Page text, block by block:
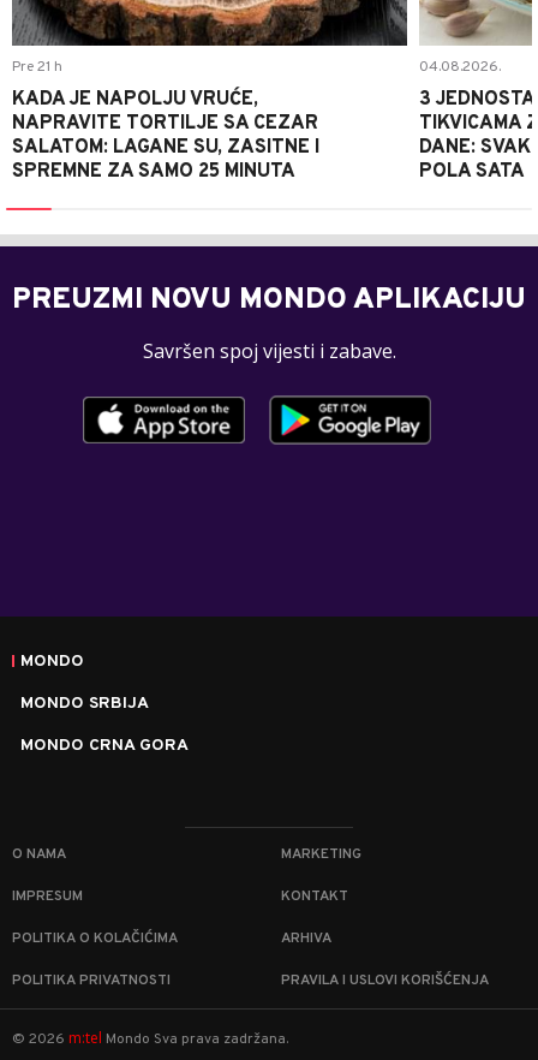
Pre 21 h
KADA JE NAPOLJU VRUĆE,
NAPRAVITE TORTILJE SA CEZAR
SALATOM: LAGANE SU, ZASITNE I
SPREMNE ZA SAMO 25 MINUTA
04.08.2026.
3
TIKVICAMA
DANE:
POLA SATA
PREUZMI NOVU MONDO APLIKACIJU
Savršen spoj vijesti i zabave.
MONDO
MONDO SRBIJA
MONDO CRNA GORA
O NAMA MARKETING
IMPRESUM KONTAKT
POLITIKA O KOLAČIĆIMA ARHIVA
POLITIKA PRIVATNOSTI PRAVILA I USLOVI KORIŠĆENJA
© 2026 m:tel Mondo Sva prava zadržana.